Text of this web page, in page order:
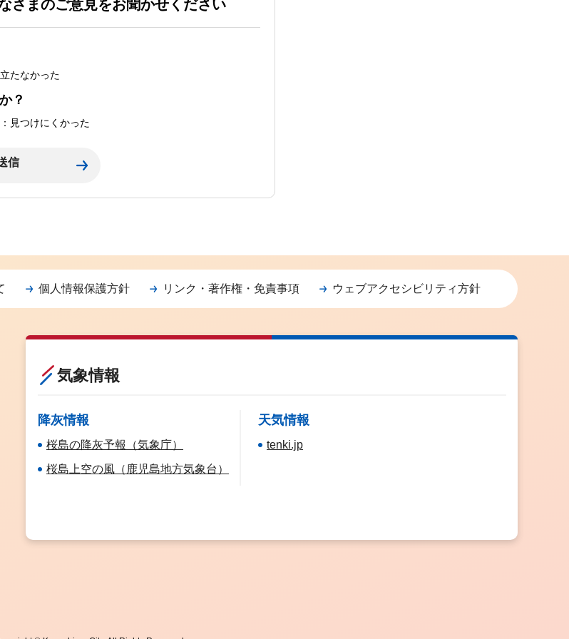
さまのご意見をお聞かせください
たなかった
？
見つけにくかった
個人情報保護方針 リンク・著作権・免責事項 ウェブアクセシビリティ方針
気象情報
降灰情報
桜島の降灰予報（気象庁）
桜島上空の風（鹿児島地方気象台）
天気情報
tenki.jp